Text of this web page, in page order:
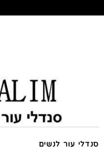
סנדלי עור לנשים